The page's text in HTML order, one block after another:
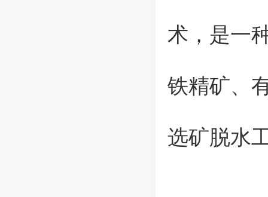
术，是一
铁精矿、
选矿脱水